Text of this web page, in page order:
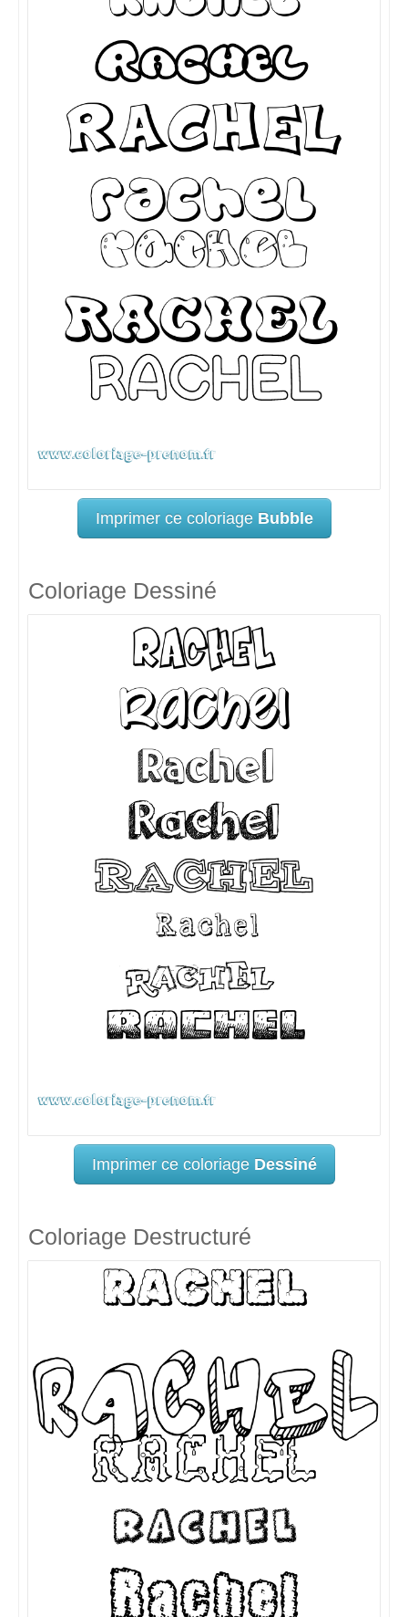
Imprimer ce coloriage Bubble
Coloriage Dessiné
Imprimer ce coloriage Dessiné
Coloriage Destructuré